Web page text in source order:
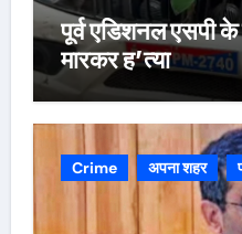
पूर्व एडिशनल एसपी के
मारकर ह’त्या
Crime अपना शहर